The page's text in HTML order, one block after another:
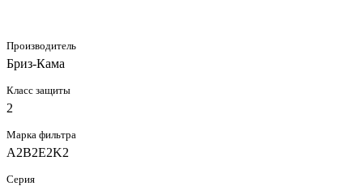
Производитель
Бриз-Кама
Класс защиты
2
Марка фильтра
A2B2E2K2
Серия